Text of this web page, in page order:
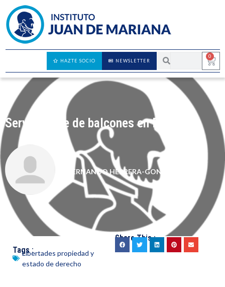
0
NEWSLETTER
HAZTE SOCIO
Servidumbre de balcones en Peñafiel
FERNANDO HERRERA-GONZÁLEZ
Tags :
Libertades propiedad y
estado de derecho
Share This :